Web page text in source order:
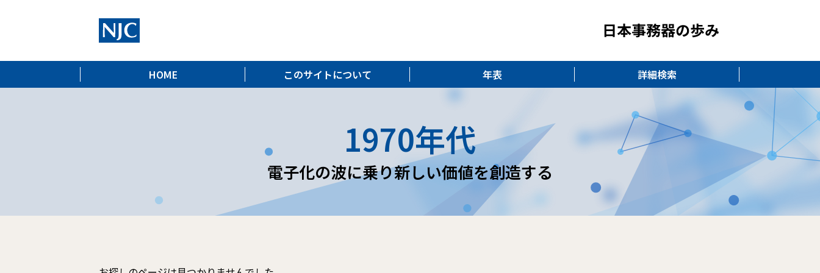
HOME このサイトについて 年表 詳細検索
1970年代
電子化の波に乗り新しい価値を創造する